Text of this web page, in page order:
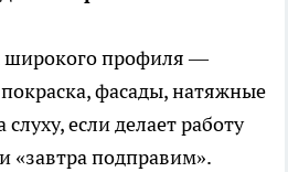
широкого профиля —
фасады, натяжные
если делает работу
«завтра подправим».